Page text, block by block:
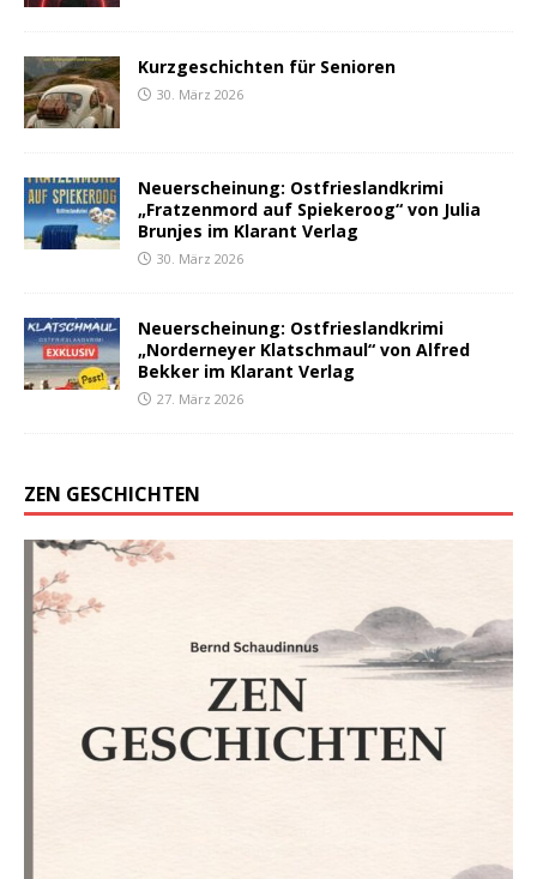
Kurzgeschichten für Senioren
30. März 2026
Neuerscheinung: Ostfrieslandkrimi
„Fratzenmord auf Spiekeroog“ von Julia
Brunjes im Klarant Verlag
30. März 2026
Neuerscheinung: Ostfrieslandkrimi
„Norderneyer Klatschmaul“ von Alfred
Bekker im Klarant Verlag
27. März 2026
ZEN GESCHICHTEN